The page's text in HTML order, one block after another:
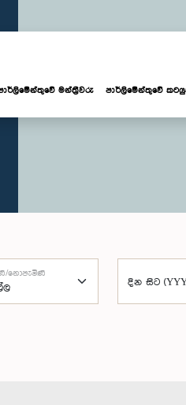
මන්ත්‍රීවරු පාර්ලිමේන්තුවේ
නොපැමිණි
දින සිට